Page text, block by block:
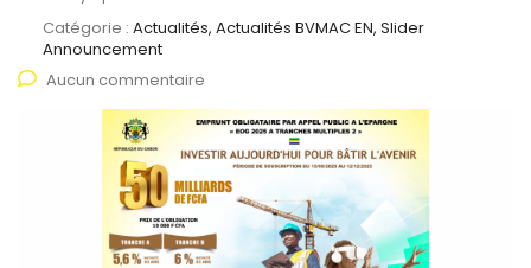
Catégorie : Actualités, Actualités BVMAC EN, Slider
Announcement
Aucun commentaire